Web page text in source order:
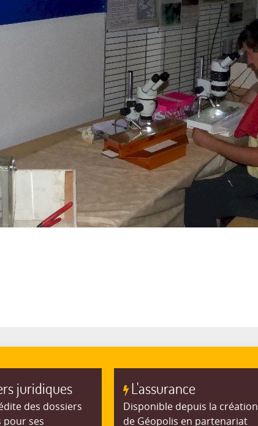
juridiques
des dossiers
pour ses
L'assurance
Disponible depuis la création
de Géopolis en partenariat